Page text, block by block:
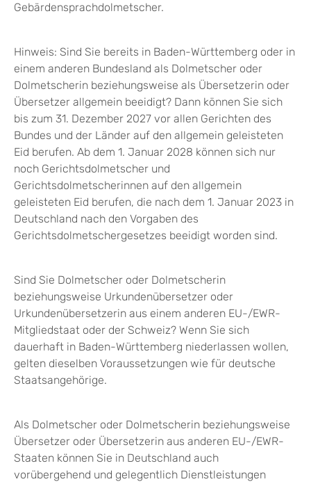
Gebärdensprachdolmetscher.
Hinweis: Sind Sie bereits in Baden-Württemberg oder in
einem anderen Bundesland als Dolmetscher oder
Dolmetscherin beziehungsweise als Übersetzerin oder
Übersetzer allgemein beeidigt? Dann können Sie sich
bis zum 31. Dezember 2027 vor allen Gerichten des
Bundes und der Länder auf den allgemein geleisteten
Eid berufen. Ab dem 1. Januar 2028 können sich nur
noch Gerichtsdolmetscher und
Gerichtsdolmetscherinnen auf den allgemein
geleisteten Eid berufen, die nach dem 1. Januar 2023 in
Deutschland nach den Vorgaben des
Gerichtsdolmetschergesetzes beeidigt worden sind.
Sind Sie Dolmetscher oder Dolmetscherin
beziehungsweise Urkundenübersetzer oder
Urkundenübersetzerin aus einem anderen EU-/EWR-
Mitgliedstaat oder der Schweiz? Wenn Sie sich
dauerhaft in Baden-Württemberg niederlassen wollen,
gelten dieselben Voraussetzungen wie für deutsche
Staatsangehörige.
Als Dolmetscher oder Dolmetscherin beziehungsweise
Übersetzer oder Übersetzerin aus anderen EU-/EWR-
Staaten können Sie in Deutschland auch
vorübergehend und gelegentlich Dienstleistungen